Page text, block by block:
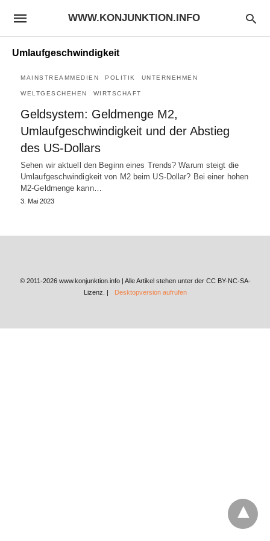
WWW.KONJUNKTION.INFO
Umlaufgeschwindigkeit
MAINSTREAMMEDIEN POLITIK UNTERNEHMEN
WELTGESCHEHEN WIRTSCHAFT
Geldsystem: Geldmenge M2,
Umlaufgeschwindigkeit und der Abstieg
des US-Dollars
Sehen wir aktuell den Beginn eines Trends? Warum steigt die
Umlaufgeschwindigkeit von M2 beim US-Dollar? Bei einer hohen
M2-Geldmenge kann…
3. Mai 2023
© 2011-2026 www.konjunktion.info | Alle Artikel stehen unter der CC BY-NC-SA-
Lizenz. |
Desktopversion aufrufen